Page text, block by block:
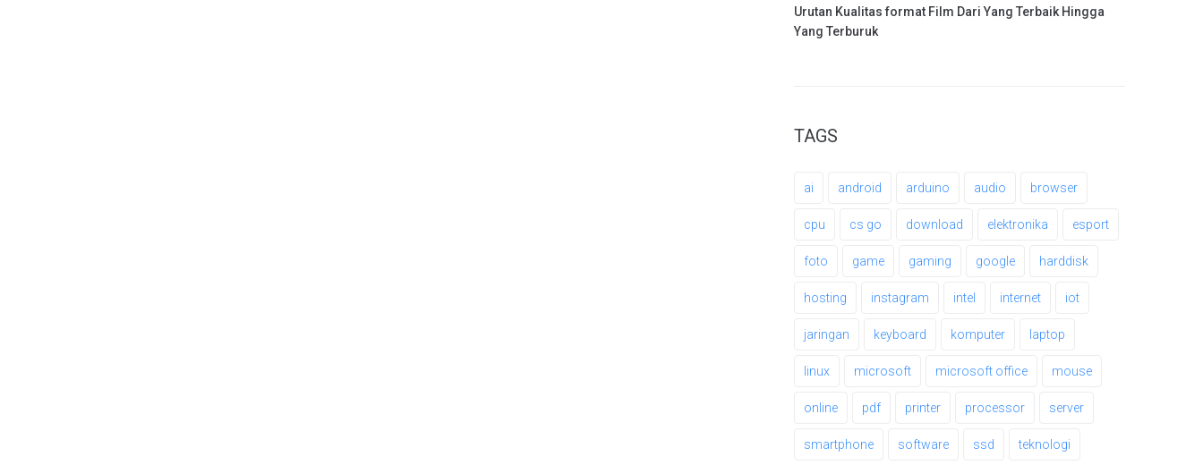
Urutan Kualitas format Film Dari Yang Terbaik Hingga
Yang Terburuk
TAGS
ai android arduino audio browser
cpu cs go download elektronika esport
foto game gaming google harddisk
hosting instagram intel internet iot
jaringan keyboard komputer laptop
linux microsoft microsoft office mouse
online pdf printer processor server
smartphone software ssd teknologi